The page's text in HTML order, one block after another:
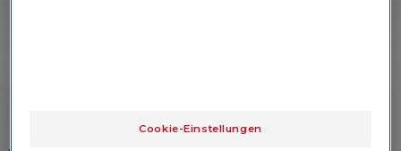
Cookie-Einstellungen